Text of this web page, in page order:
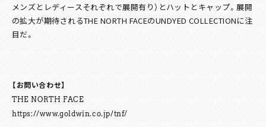
メンズとレディースそれぞれで展開有り）とハットとキャップ。展開
の拡大が期待されるTHE NORTH FACEのUNDYED COLLECTIONに注
目だ。
【お問い合わせ】
THE NORTH FACE
https://www.goldwin.co.jp/tnf/